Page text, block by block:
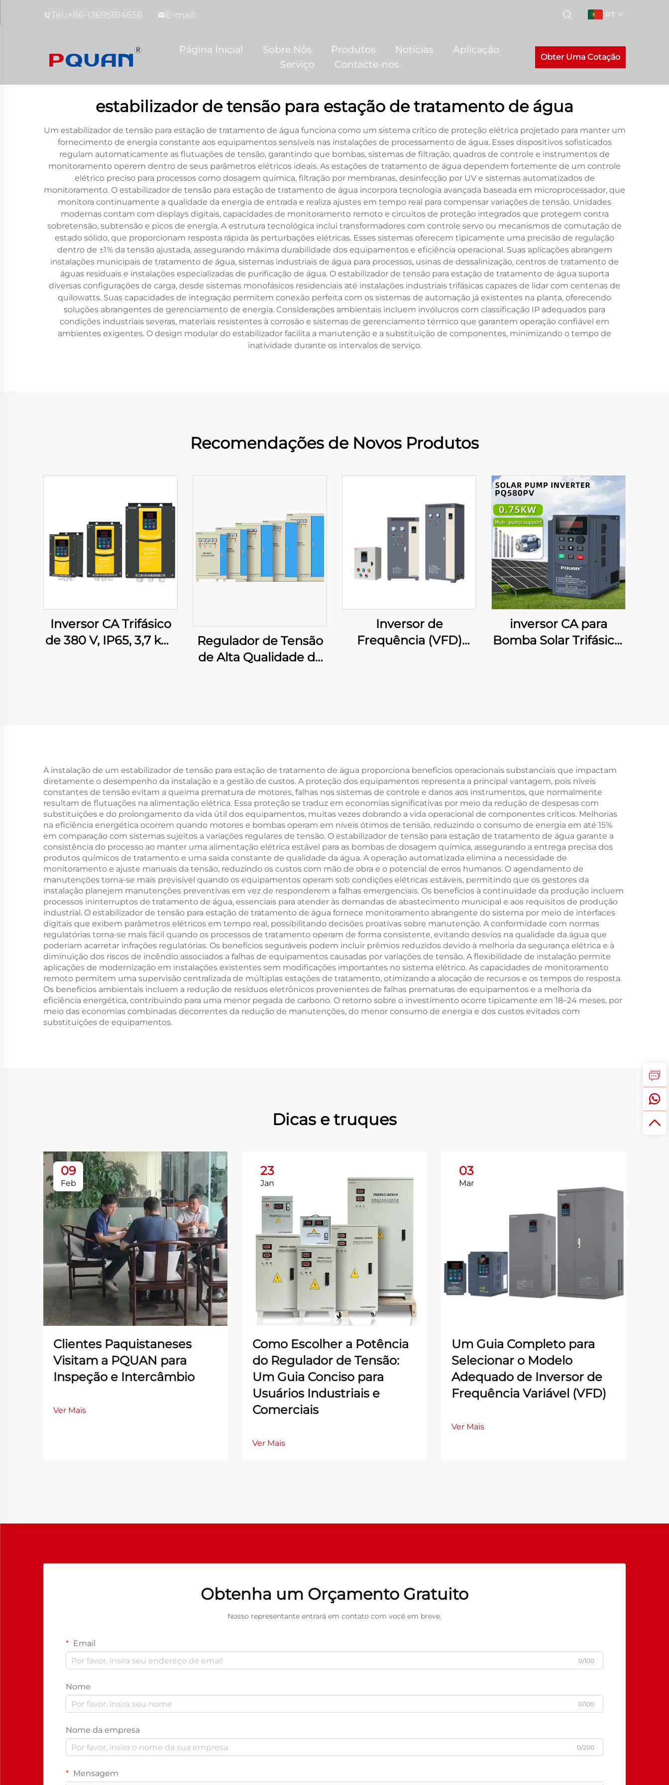
Tel.:+86-13695814656 E-mail: PT
Página Inicial Sobre Nós Produtos Notícias
Aplicação
Serviço
Contacte-nos
Obter Uma Cotação
estabilizador de tensão para estação de tratamento de água
Um estabilizador de tensão para estação de tratamento de água funciona como um sistema crítico de proteção elétrica projetado para manter um
fornecimento de energia constante aos equipamentos sensíveis nas instalações de processamento de água. Esses dispositivos sofisticados
regulam automaticamente as flutuações de tensão, garantindo que bombas, sistemas de filtração, quadros de controle e instrumentos de
monitoramento operem dentro de seus parâmetros elétricos ideais. As estações de tratamento de água dependem fortemente de um controle
elétrico preciso para processos como dosagem química, filtração por membranas, desinfecção por UV e sistemas automatizados de
monitoramento. O estabilizador de tensão para estação de tratamento de água incorpora tecnologia avançada baseada em microprocessador, que
monitora continuamente a qualidade da energia de entrada e realiza ajustes em tempo real para compensar variações de tensão. Unidades
modernas contam com displays digitais, capacidades de monitoramento remoto e circuitos de proteção integrados que protegem contra
sobretensão, subtensão e picos de energia. A estrutura tecnológica inclui transformadores com controle servo ou mecanismos de comutação de
estado sólido, que proporcionam resposta rápida às perturbações elétricas. Esses sistemas oferecem tipicamente uma precisão de regulação
dentro de ±1% da tensão ajustada, assegurando máxima durabilidade dos equipamentos e eficiência operacional. Suas aplicações abrangem
instalações municipais de tratamento de água, sistemas industriais de água para processos, usinas de dessalinização, centros de tratamento de
águas residuais e instalações especializadas de purificação de água. O estabilizador de tensão para estação de tratamento de água suporta
diversas configurações de carga, desde sistemas monofásicos residenciais até instalações industriais trifásicas capazes de lidar com centenas de
quilowatts. Suas capacidades de integração permitem conexão perfeita com os sistemas de automação já existentes na planta, oferecendo
soluções abrangentes de gerenciamento de energia. Considerações ambientais incluem invólucros com classificação IP adequados para
condições industriais severas, materiais resistentes à corrosão e sistemas de gerenciamento térmico que garantem operação confiável em
ambientes exigentes. O design modular do estabilizador facilita a manutenção e a substituição de componentes, minimizando o tempo de
inatividade durante os intervalos de serviço.
Recomendações de Novos Produtos
Inversor CA Trifásico
de 380 V, IP65, 3,7 kW,
Regulador de Tensão
de Alta Qualidade da
Inversor de
Frequência (VFD)
Tensão
inversor CA para
Bomba Solar Trifásico,
A instalação de um estabilizador de tensão para estação de tratamento de água proporciona benefícios operacionais substanciais que impactam
diretamente o desempenho da instalação e a gestão de custos. A proteção dos equipamentos representa a principal vantagem, pois níveis
constantes de tensão evitam a queima prematura de motores, falhas nos sistemas de controle e danos aos instrumentos, que normalmente
resultam de flutuações na alimentação elétrica. Essa proteção se traduz em economias significativas por meio da redução de despesas com
substituições e do prolongamento da vida útil dos equipamentos, muitas vezes dobrando a vida operacional de componentes críticos. Melhorias
na eficiência energética ocorrem quando motores e bombas operam em níveis ótimos de tensão, reduzindo o consumo de energia em até 15%
em comparação com sistemas sujeitos a variações regulares de tensão. O estabilizador de tensão para estação de tratamento de água garante a
consistência do processo ao manter uma alimentação elétrica estável para as bombas de dosagem química, assegurando a entrega precisa dos
produtos químicos de tratamento e uma saída constante de qualidade da água. A operação automatizada elimina a necessidade de
monitoramento e ajuste manuais da tensão, reduzindo os custos com mão de obra e o potencial de erros humanos. O agendamento de
manutenções torna-se mais previsível quando os equipamentos operam sob condições elétricas estáveis, permitindo que os gestores da
instalação planejem manutenções preventivas em vez de responderem a falhas emergenciais. Os benefícios à continuidade da produção incluem
processos ininterruptos de tratamento de água, essenciais para atender às demandas de abastecimento municipal e aos requisitos de produção
industrial. O estabilizador de tensão para estação de tratamento de água fornece monitoramento abrangente do sistema por meio de interfaces
digitais que exibem parâmetros elétricos em tempo real, possibilitando decisões proativas sobre manutenção. A conformidade com normas
regulatórias torna-se mais fácil quando os processos de tratamento operam de forma consistente, evitando desvios na qualidade da água que
poderiam acarretar infrações regulatórias. Os benefícios seguráveis podem incluir prêmios reduzidos devido à melhoria da segurança elétrica e à
diminuição dos riscos de incêndio associados a falhas de equipamentos causadas por variações de tensão. A flexibilidade de instalação permite
aplicações de modernização em instalações existentes sem modificações importantes no sistema elétrico. As capacidades de monitoramento
remoto permitem uma supervisão centralizada de múltiplas estações de tratamento, otimizando a alocação de recursos e os tempos de resposta.
Os benefícios ambientais incluem a redução de resíduos eletrônicos provenientes de falhas prematuras de equipamentos e a melhoria da
eficiência energética, contribuindo para uma menor pegada de carbono. O retorno sobre o investimento ocorre tipicamente em 18–24 meses, por
meio das economias combinadas decorrentes da redução de manutenções, do menor consumo de energia e dos custos evitados com
substituições de equipamentos.
Dicas e truques
09
Feb
Clientes Paquistaneses
Visitam a PQUAN para
Inspeção e Intercâmbio
Ver Mais
23
Jan
Como Escolher a Potência
do Regulador de Tensão:
Um Guia Conciso para
Usuários Industriais e
Comerciais
Ver Mais
03
Mar
Um Guia Completo para
Selecionar o Modelo
Adequado de Inversor de
Frequência Variável (VFD)
Ver Mais
Obtenha um Orçamento Gratuito
Nosso representante entrará em contato com você em breve.
Email
0/100
Nome
0/100
Nome da empresa
0/200
Mensagem